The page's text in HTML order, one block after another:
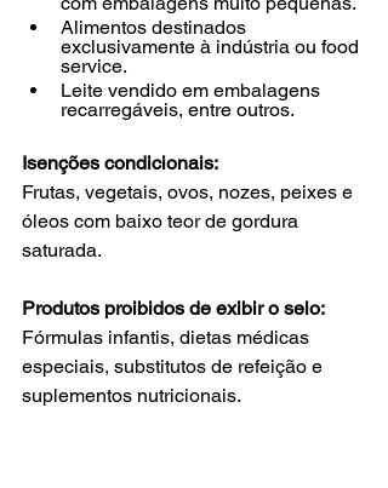
Alimentos destinados
exclusivamente à indústria ou food
service.
Leite vendido em embalagens
recarregáveis, entre outros.
Isenções condicionais:
Frutas, vegetais, ovos, nozes, peixes e
óleos com baixo teor de gordura
saturada.
Produtos proibidos de exibir o selo:
Fórmulas infantis, dietas médicas
especiais, substitutos de refeição e
suplementos nutricionais.